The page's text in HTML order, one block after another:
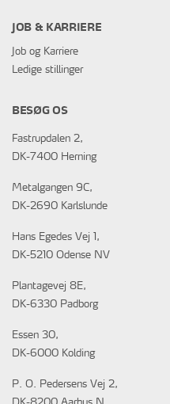
JOB & KARRIERE
Job og Karriere
Ledige stillinger
BESØG OS
Fastrupdalen 2,
DK-7400 Herning
Metalgangen 9C,
DK-2690 Karlslunde
Hans Egedes Vej 1,
DK-5210 Odense NV
Plantagevej 8E,
DK-6330 Padborg
Essen 30,
DK-6000 Kolding
P. O. Pedersens Vej 2,